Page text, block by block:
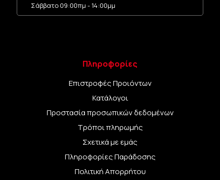
Σάββατο 09:00πμ - 14:00μμ
Πληροφορίες
Επιστροφές Προιόντων
Κατάλογοι
Προστασία προσωπικών δεδομένων
Τρόποι πληρωμής
Σχετικά με εμάς
Πληροφορίες Παράδοσης
Πολιτική Απορρήτου